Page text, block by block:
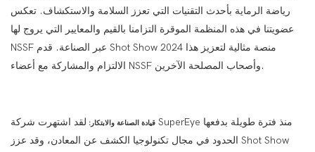
رياضة الرماية بأحدث التقنيات التي تعزز السلامة والاستكشاف. تعكس
عضويتنا في هذه المنظمة الموقرة التزامنا بالقيم والمعايير التي يروج لها
NSSF عبر الصناعة. قدم Shot Show 2024 منصة مثالية لتعزيز هذا
الالتزام والمشاركة مع أعضاء NSSF وأصحاب المصلحة الآخرين.
قيادة الصناعة والابتكار: لقد اشتهرت شركة SuperEye منذ فترة طويلة بدفعها
الحدود في مجال تكنولوجيا الكشف عن المعادن، وقد عزز Shot Show